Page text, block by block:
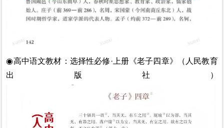
◉高中语文教材： 选择性必修·上册《老子四章》（人民教育
出版社）